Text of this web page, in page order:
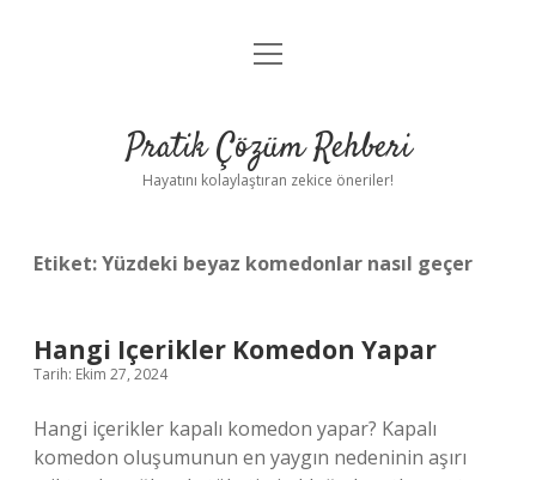
Anasayfa
Yasal Uyarı
menüyü
Pratik Çözüm Rehberi
Hayatını kolaylaştıran zekice öneriler!
Etiket:Yüzdeki beyaz komedonlar nasıl geçer
Hangi Içerikler Komedon Yapar
Tarih: Ekim 27, 2024
Hangi içerikler kapalı komedon yapar? Kapalı
komedon oluşumunun en yaygın nedeninin aşırı